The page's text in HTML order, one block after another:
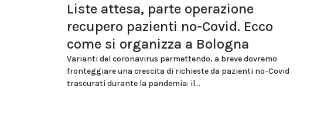
Liste attesa, parte operazione
recupero pazienti no-Covid. Ecco
come si organizza a Bologna
Varianti del coronavirus permettendo, a breve dovremo
fronteggiare una crescita di richieste da pazienti no-Covid
trascurati durante la pandemia: il...